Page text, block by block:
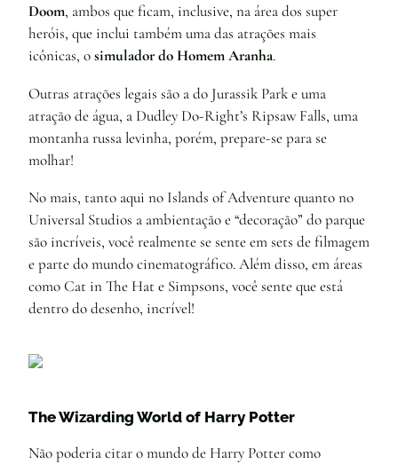
Doom, ambos que ficam, inclusive, na área dos super
heróis, que inclui também uma das atrações mais
icônicas, osimulador do Homem Aranha.
Outras atrações legais são a do Jurassik Park e uma
atração de água, a Dudley Do-Right’s Ripsaw Falls, uma
montanha russa levinha, porém, prepare-se para se
molhar!
No mais, tanto aqui no Islands of Adventure quanto no
Universal Studios a ambientação e “decoração” do parque
são incríveis, você realmente se sente em sets de filmagem
e parte do mundo cinematográfico. Além disso, em áreas
como Cat in The Hat e Simpsons, você sente que está
dentro do desenho, incrível!
The Wizarding World of Harry Potter
Não poderia citar o mundo de Harry Potter como